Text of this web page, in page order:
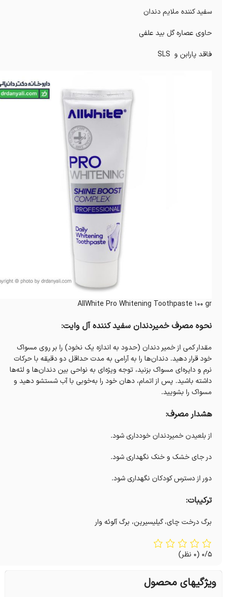
سفید کننده ملایم دندان
حاوی عصاره گل بید علفی
فاقد پارابن و SLS
AllWhite Pro Whitening Toothpaste 100 gr
نحوه مصرف خميردندان سفيد كننده آل وايت:
مقدار کمی از خمیر دندان (حدود به اندازه یک نخود) را بر روی مسواک
خود قرار دهید. دندان‌ها را به آرامی به مدت حداقل دو دقیقه با حرکات
نرم و دایره‌ای مسواک بزنید، توجه ویژه‌ای به نواحی بین دندان‌ها و لثه‌ها
داشته باشید. پس از اتمام، دهان خود را به‌خوبی با آب شستشو دهید و
مسواک را بشویید.
هشدار مصرف:
از بلعیدن خمیردندان خودداری شود.
در جای خشک و خنک نگهداری شود.
دور از دسترس کودکان نگهداری شود.
ترکیبات:
برگ درخت چای، گیلیسیرین، برگ آلوئه وار
0/5 (0 نظر)
ویژگیهای محصول